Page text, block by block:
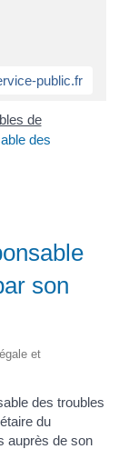
de
des
son
et
des troubles
du
auprès de son